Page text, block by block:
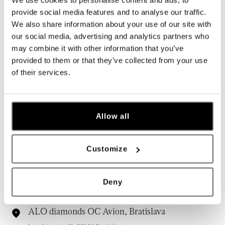
provide social media features and to analyse our traffic.
We also share information about your use of our site with
our social media, advertising and analytics partners who
may combine it with other information that you’ve
provided to them or that they’ve collected from your use
of their services.
Allow all
Customize
Deny
Všetky Česko Slovensko
Hlavná 123/1, 040 01 Košice
tel.: +421 911 854 322, +421 917 869 485
ALO diamonds OC Aupark, Bratislava
Einsteinova 18, 851 01 Bratislava
ALO diamonds OC Avion, Bratislava